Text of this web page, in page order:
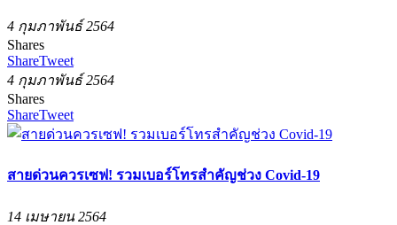
4 กุมภาพันธ์ 2564
Shares
ShareTweet
4 กุมภาพันธ์ 2564
Shares
ShareTweet
สายด่วนควรเซฟ! รวมเบอร์โทรสำคัญช่วง Covid-19
14 เมษายน 2564